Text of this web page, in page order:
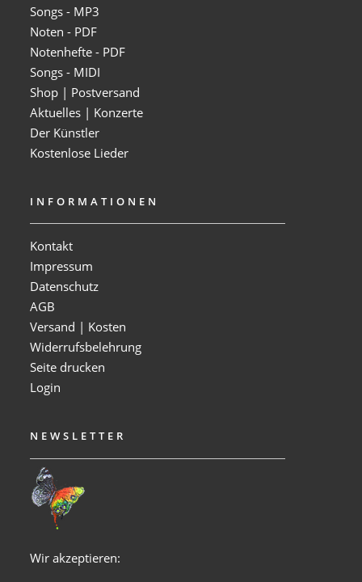
Songs - MP3
Noten - PDF
Notenhefte - PDF
Songs - MIDI
Shop | Postversand
Aktuelles | Konzerte
Der Künstler
Kostenlose Lieder
INFORMATIONEN
Kontakt
Impressum
Datenschutz
AGB
Versand | Kosten
Widerrufsbelehrung
Seite drucken
Login
NEWSLETTER
Wir akzeptieren: